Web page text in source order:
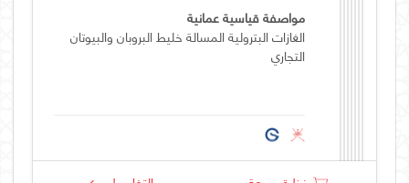
مواصفة قياسية عمانية
الغازات البترولية المسالة خليط البروبان والبيوتان
التجاري